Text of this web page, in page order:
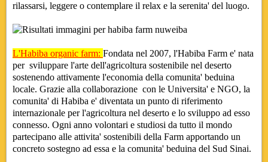
rilassarsi, leggere o contemplare il relax e la serenita' del luogo.
L'Habiba organic farm: Fondata nel 2007, l'Habiba Farm e' nata
per sviluppare l'arte dell'agricoltura sostenibile nel deserto
sostenendo attivamente l'economia della comunita' beduina
locale. Grazie alla collaborazione con le Universita' e NGO, la
comunita' di Habiba e' diventata un punto di riferimento
internazionale per l'agricoltura nel deserto e lo sviluppo ad esso
connesso. Ogni anno volontari e studiosi da tutto il mondo
partecipano alle attivita' sostenibili della Farm apportando un
concreto sostegno ad essa e la comunita' beduina del Sud Sinai.